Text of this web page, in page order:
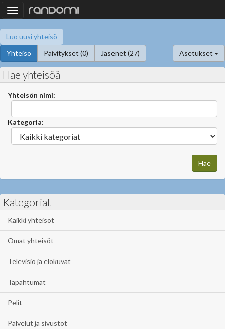
Toggle
navigation
Luo uusi yhteisö
Yhteisö
Päivitykset (0) Jäsenet (27) Asetukset
Hae yhteisöä
Yhteisön nimi:
Kategoria:
Kategoriat
Kaikki yhteisöt
Omat yhteisöt
Televisio ja elokuvat
Tapahtumat
Pelit
Palvelut ja sivustot